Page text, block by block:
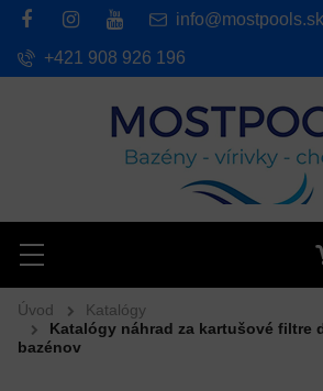
Hľadať
Menu
info@mostpools.sk
+421 908 926 196
Úvod
Katalógy
Katalógy náhrad za kartušové filtre
bazénov